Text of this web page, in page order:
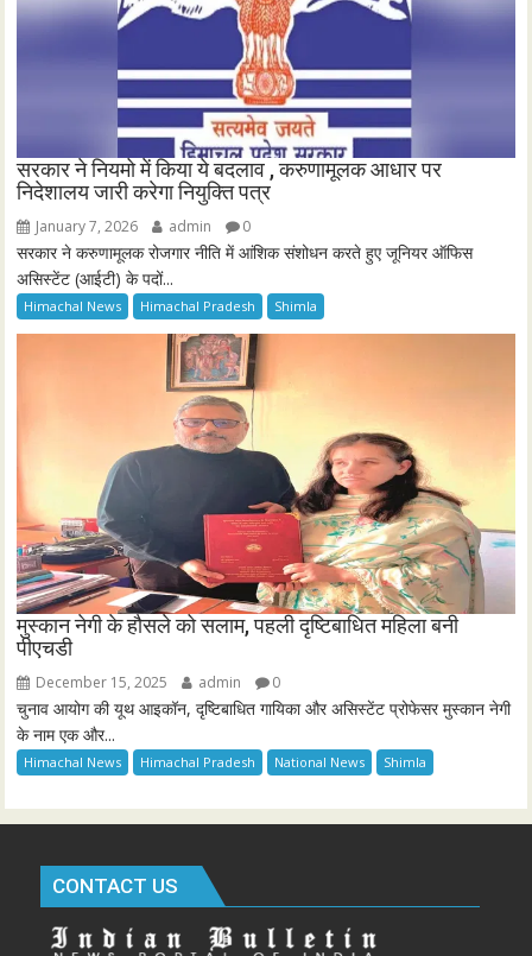
सरकार ने नियमो में किया ये बदलाव , करुणामूलक आधार पर
निदेशालय जारी करेगा नियुक्ति पत्र
January 7, 2026 admin 0
सरकार ने करुणामूलक रोजगार नीति में आंशिक संशोधन करते हुए जूनियर ऑफिस
असिस्टेंट (आईटी) के पदों...
Himachal News Himachal Pradesh Shimla
मुस्कान नेगी के हौसले को सलाम, पहली दृष्टिबाधित महिला बनी
पीएचडी
December 15, 2025 admin 0
चुनाव आयोग की यूथ आइकॉन, दृष्टिबाधित गायिका और असिस्टेंट प्रोफेसर मुस्कान नेगी
के नाम एक और...
Himachal News Himachal Pradesh National News Shimla
CONTACT US